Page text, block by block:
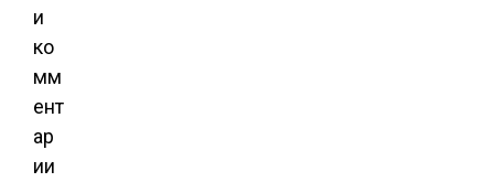
и
ко
мм
ент
ар
ии